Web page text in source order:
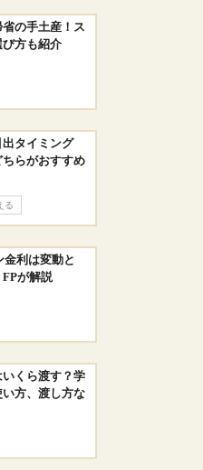
の手土産！ス
方も紹介
タイミング
らがおすすめ
る
金利は変動と
が解説
くら渡す？学
方、渡し方な